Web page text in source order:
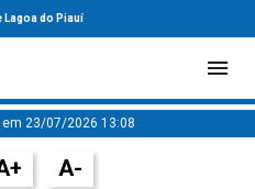
Lagoa do Piauí
23/07/2026 13:08
A-